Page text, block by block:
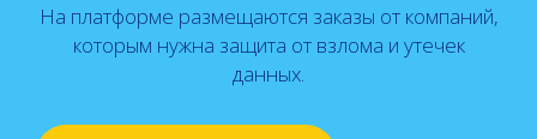
На платформе размещаются заказы от компаний,
которым нужна защита от взлома и утечек
данных.